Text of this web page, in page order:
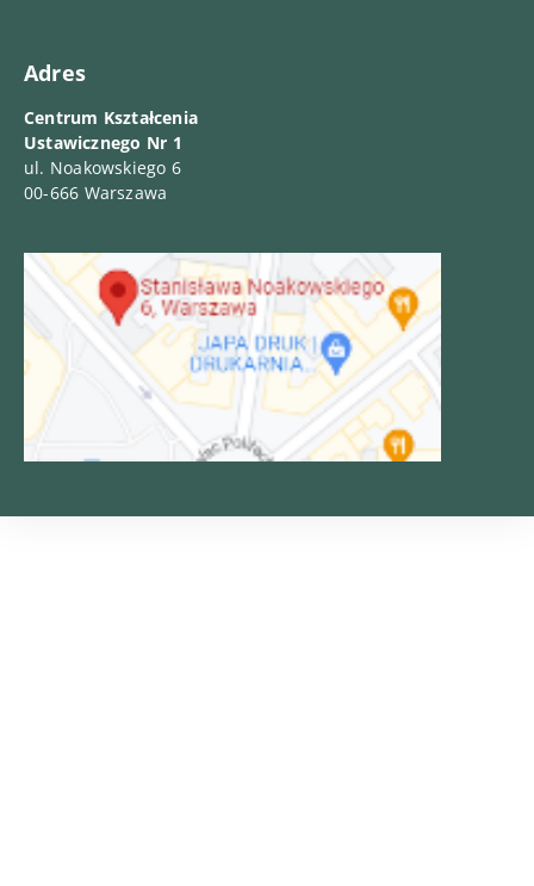
Adres
Centrum Kształcenia
Ustawicznego Nr 1
ul. Noakowskiego 6
00-666 Warszawa